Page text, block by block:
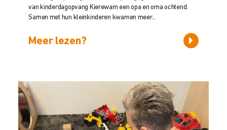
van kinderdagopvang Kierewam een opa en oma ochtend.
Samen met hun kleinkinderen kwamen meer...
Meer lezen?